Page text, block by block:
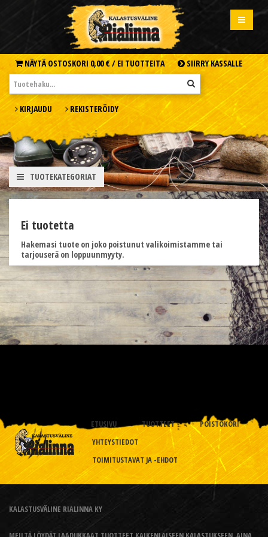
NÄYTÄ OSTOSKORI 0,00 € / EI TUOTTEITA SIIRRY KASSALLE
KIRJAUDU REKISTERÖIDY
TUOTEKATEGORIAT
Ei tuotetta
Hakemasi tuote on joko poistunut valikoimistamme tai
tarjouserä on loppuunmyyty.
ETUSIVU TUOTTEET
POISTOKORI
YHTEYSTIEDOT
TOIMITUSTAVAT JA -EHDOT
KALASTUSVÄLINE RIALINNA KY